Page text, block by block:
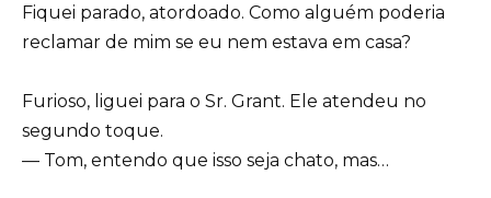
Fiquei parado, atordoado. Como alguém poderia
reclamar de mim se eu nem estava em casa?
Furioso, liguei para o Sr. Grant. Ele atendeu no
segundo toque.
— Tom, entendo que isso seja chato, mas…